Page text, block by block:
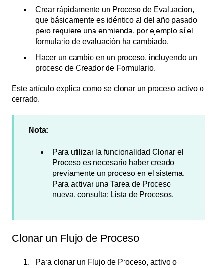
Crear rápidamente un Proceso de Evaluación,
que básicamente es idéntico al del año pasado
pero requiere una enmienda, por ejemplo sí el
formulario de evaluación ha cambiado.
Hacer un cambio en un proceso, incluyendo un
proceso de Creador de Formulario.
Este artículo explica como se clonar un proceso activo o
cerrado.
Nota:
Para utilizar la funcionalidad Clonar el
Proceso es necesario haber creado
previamente un proceso en el sistema.
Para activar una Tarea de Proceso
nueva, consulta: Lista de Procesos.
Clonar un Flujo de Proceso
Para clonar un Flujo de Proceso, activo o